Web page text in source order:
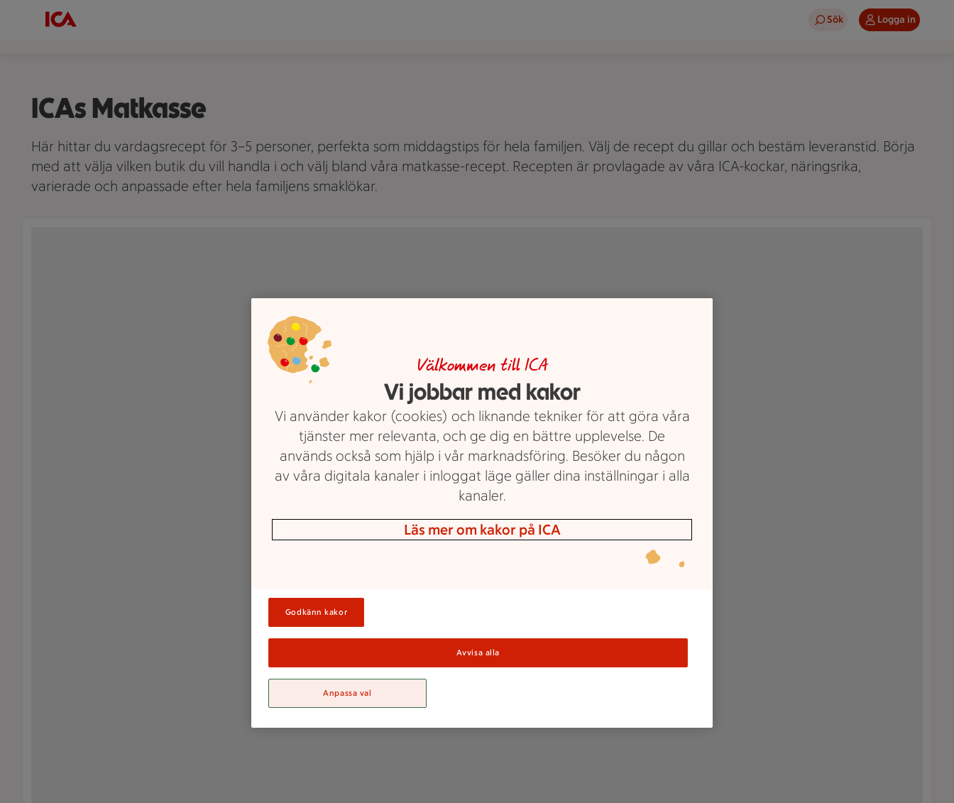
Sök Logga in
ICAs Matkasse
Här hittar du vardagsrecept för 3–5 personer, perfekta som middagstips för hela familjen. Välj de recept du gillar och bestäm leveranstid. Börja
med att välja vilken butik du vill handla i och välj bland våra matkasse-recept. Recepten är provlagade av våra ICA-kockar, näringsrika,
varierade och anpassade efter hela familjens smaklökar.
Välkommen till ICA
Vi jobbar med kakor
Vi använder kakor (cookies) och liknande tekniker för att göra våra
tjänster mer relevanta, och ge dig en bättre upplevelse. De
används också som hjälp i vår marknadsföring. Besöker du någon
av våra digitala kanaler i inloggat läge gäller dina inställningar i alla
kanaler.
Läs mer om kakor på ICA
Godkänn kakor
Avvisa alla
Anpassa val